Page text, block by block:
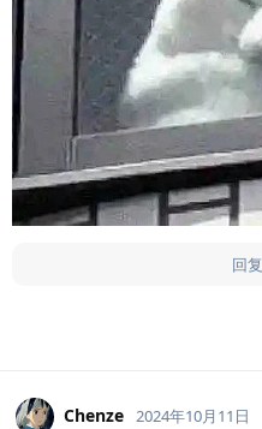
回复
Chenze 2024年10月11日